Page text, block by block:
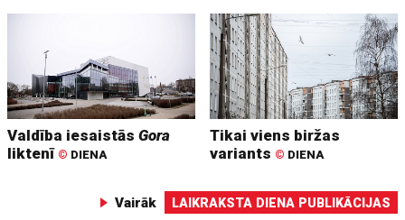
Valdība iesaistāsGora
liktenī © DIENA
Tikai viens biržas
variants © DIENA
Vairāk LAIKRAKSTA DIENA PUBLIKĀCIJAS